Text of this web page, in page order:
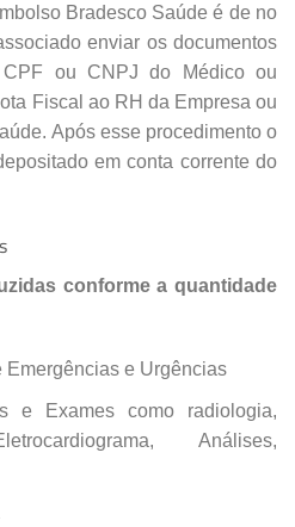
Bradesco Saúde é de no
enviar os documentos
CPF ou CNPJ do Médico ou
Fiscal ao RH da Empresa ou
Após esse procedimento o
em conta corrente do
conforme a quantidade
Emergências e Urgências
e Exames como radiologia,
Análises,